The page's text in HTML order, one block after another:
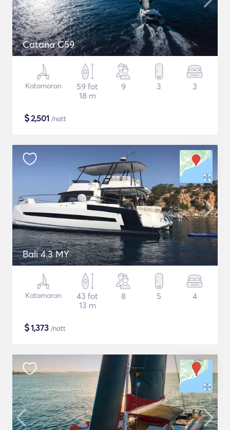
Catana C59
Katamaran
59 fot
18 m
9 3 3
$2,501 /natt
Bali 4.3 MY
Katamaran
43 fot
13 m
8 5 4
$1,373 /natt